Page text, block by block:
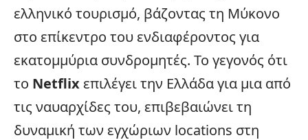
ελληνικό τουρισμό, βάζοντας τη Μύκονο
στο επίκεντρο του ενδιαφέροντος για
εκατομμύρια συνδρομητές. Το γεγονός ότι
το Netflix επιλέγει την Ελλάδα για μια από
τις ναυαρχίδες του, επιβεβαιώνει τη
δυναμική των εγχώριων locations στη